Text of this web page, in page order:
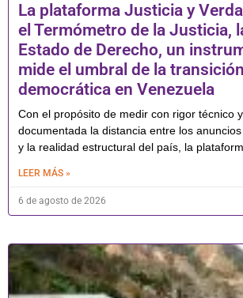
La plataforma Justicia y
el Termómetro de la Justicia,
Estado de Derecho, un
mide el umbral de la transición
democrática en Venezuela
Con el propósito de medir con rigor técnico
documentada la distancia entre los
y la realidad estructural del país, la
LEER MÁS »
6 de agosto de 2026